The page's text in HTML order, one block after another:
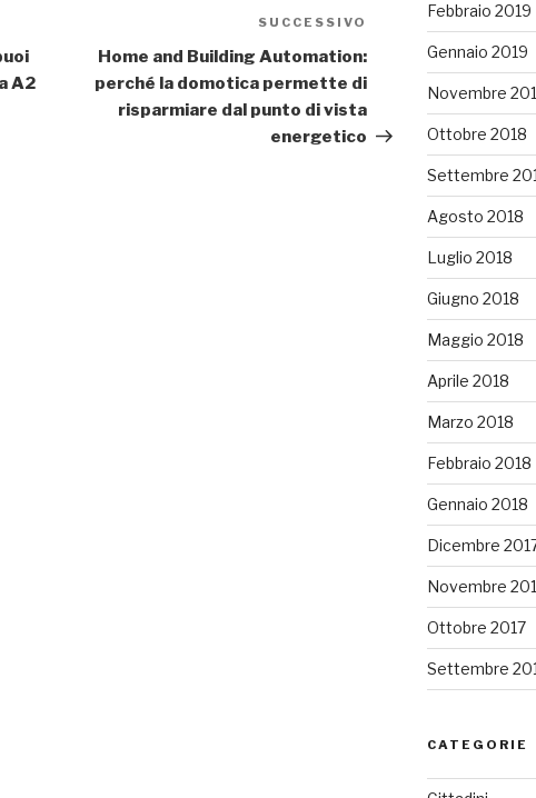
A2
successivo
SUCCESSIVO
Home and Building Automation:
perché la domotica permette di
risparmiare dal punto di vista
energetico
Febbraio 2019
Gennaio 2019
Novembre
Ottobre 2018
Settembre
Agosto 2018
Luglio 2018
Giugno 2018
Maggio 2018
Aprile 2018
Marzo 2018
Febbraio 2018
Gennaio 2018
Dicembre
Novembre
Ottobre 2017
Settembre
CATEGORIE